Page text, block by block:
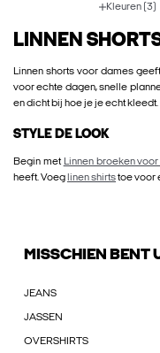
Kleuren (3)
LINNEN
Linnen shorts voor dames
voor echte dagen, snelle
en dicht bij hoe je je echt
STYLE DE LOOK
Begin met Linnen broeken
heeft. Voeg linen shirtstoe voor
MISSCHIEN BENT
JEANS
JASSEN
OVERSHIRTS